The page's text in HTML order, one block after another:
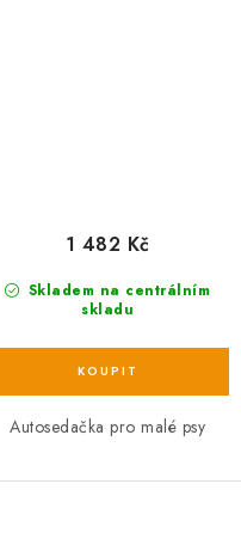
Skladem na centrálním
skladu
1 482 Kč
Autosedačka pro malé psy